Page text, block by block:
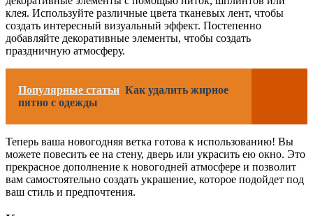
клея. Используйте различные цвета тканевых лент, чтобы
создать интересный визуальный эффект. Постепенно
добавляйте декоративные элементы, чтобы создать
праздничную атмосферу.
Популярные статьи Как удалить жирное
пятно с одежды
Теперь ваша новогодняя ветка готова к использованию! Вы
можете повесить ее на стену, дверь или украсить ею окно. Это
прекрасное дополнение к новогодней атмосфере и позволит
вам самостоятельно создать украшение, которое подойдет под
ваш стиль и предпочтения.